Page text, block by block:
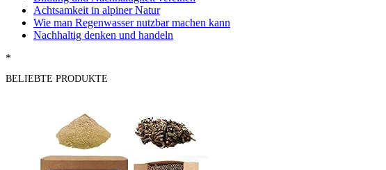
Achtsamkeit in alpiner Natur
Wie man Regenwasser nutzbar machen kann
Nachhaltig denken und handeln
*
BELIEBTE PRODUKTE